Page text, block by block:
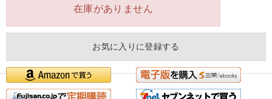
在庫がありません
お気に入りに登録する